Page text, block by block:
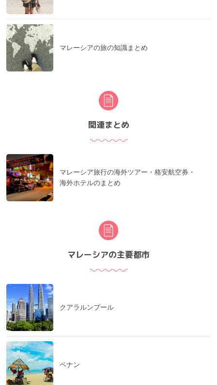
マレーシアの旅の知識まとめ
関連まとめ
マレーシア旅行の海外ツアー・格安航空券・
海外ホテルのまとめ
マレーシアの主要都市
クアラルンプール
ペナン